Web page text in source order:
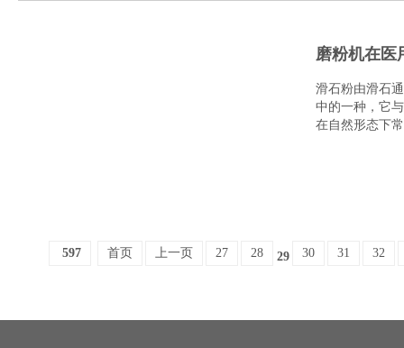
磨粉机在医
滑石粉由滑石
中的一种，它
在自然形态下
597 首页 上一页 27 28 29 30 31 32